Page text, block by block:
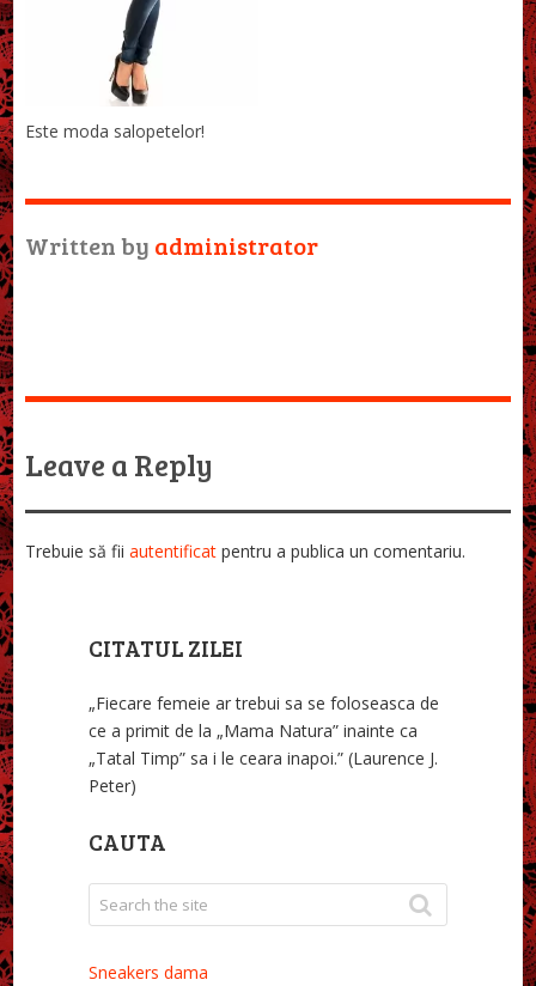
Este moda salopetelor!
Written by administrator
Leave a Reply
Trebuie să fii autentificatpentru a publica un comentariu.
CITATUL ZILEI
„Fiecare femeie ar trebui sa se foloseasca de
ce a primit de la „Mama Natura” inainte ca
„Tatal Timp” sa i le ceara inapoi.” (Laurence J.
Peter)
CAUTA
Sneakers dama